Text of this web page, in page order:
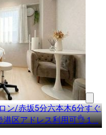
ン/赤坂5分六本木6分すぐ
港区アドレス利用可👌１…